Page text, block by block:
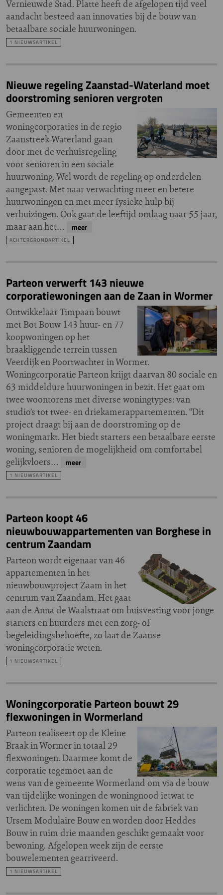
Vernieuwde Stad. Platte heeft de afgelopen tijd veel
aandacht besteed aan innovaties bij de bouw van
betaalbare sociale huurwoningen.
1 NIEUWSARTIKEL
Nieuwe regeling Zaanstad-Waterland moet
doorstroming senioren vergroten
Gemeenten en
woningcorporaties in de regio
Zaanstreek-Waterland gaan
door met de verhuisregeling
voor senioren in een sociale
huurwoning. Wel wordt de regeling op onderdelen
aangepast. Met naar verwachting meer en betere
huurwoningen en met meer fysieke hulp bij
verhuizingen. Ook gaat de leeftijd omlaag naar 55 jaar,
maar aan het…
meer
ACHTERGRONDARTIKEL
Parteon verwerft 143 nieuwe
corporatiewoningen aan de Zaan in Wormer
Ontwikkelaar Timpaan bouwt
met Bot Bouw 143 huur- en 77
koopwoningen op het
braakliggende terrein tussen
Veerdijk en Poortwachter in Wormer.
Woningcorporatie Parteon krijgt daarvan 80 sociale en
63 middeldure huurwoningen in bezit. Het gaat om
twee woontorens met diverse woningtypes: van
studio’s tot twee- en driekamerappartementen. “Dit
project draagt bij aan de doorstroming op de
woningmarkt. Het biedt starters een betaalbare eerste
woning, senioren de mogelijkheid om comfortabel
gelijkvloers…
meer
1 NIEUWSARTIKEL
Parteon koopt 46
nieuwbouwappartementen van Borghese in
centrum Zaandam
Parteon wordt eigenaar van 46
appartementen in het
nieuwbouwproject Zaam in het
centrum van Zaandam. Het gaat
aan de Anna de Waalstraat om huisvesting voor jonge
starters en huurders met een zorg- of
begeleidingsbehoefte, zo laat de Zaanse
woningcorporatie weten.
1 NIEUWSARTIKEL
Woningcorporatie Parteon bouwt 29
flexwoningen in Wormerland
Parteon realiseert op de Kleine
Braak in Wormer in totaal 29
flexwoningen. Daarmee komt de
corporatie tegemoet aan de
wens van de gemeente Wormerland om via de bouw
van tijdelijke woningen de woningnood ietwat te
verlichten. De woningen komen uit de fabriek van
Ursem Modulaire Bouw en worden door Heddes
Bouw in ruim drie maanden geschikt gemaakt voor
bewoning. Afgelopen week zijn de eerste
bouwelementen gearriveerd.
1 NIEUWSARTIKEL